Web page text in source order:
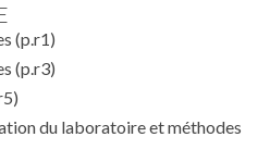
(p.r1)
(p.r3)
du laboratoire et méthodes